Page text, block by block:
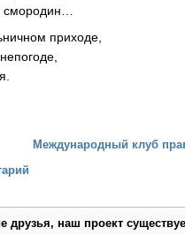
смородин…
приходе,
Международный клуб
друзья, наш проект